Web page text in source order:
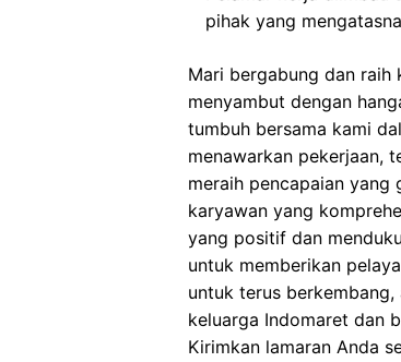
pihak yang
Mari bergabung dan raih
menyambut dengan
tumbuh bersama kami
menawarkan pekerjaan,
meraih pencapaian
karyawan yang
yang positif dan
untuk memberikan
untuk terus
keluarga Indomaret dan
Kirimkan lamaran Anda